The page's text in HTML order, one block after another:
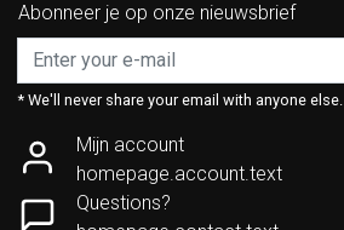
Abonneer je op onze nieuwsbrief
* We'll never share your email with anyone else.
Mijn account
homepage.account.text
Questions?